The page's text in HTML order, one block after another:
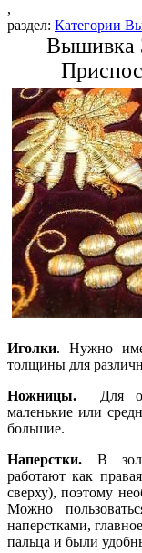
,
раздел: Категории
Вышивка
Иголки. Нужно
толщины для
Ножницы.
Для
маленькие или
большие.
Наперстки. В
работают как
сверху), поэтому
Можно
наперстками,
пальца и были